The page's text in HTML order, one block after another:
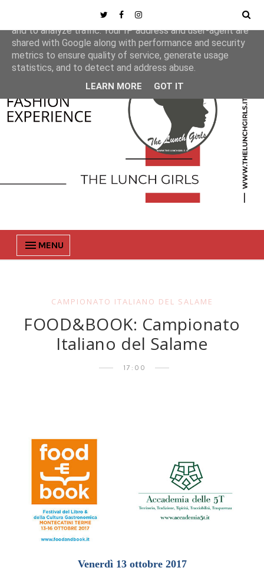
MENU
CAMPIONATO ITALIANO DEL SALAME
FOOD&BOOK: Campionato
Italiano del Salame
17:00
Venerdì 13 ottobre 2017
This site uses cookies from Google to deliver its services
and to analyze traffic. Your IP address and user-agent are
shared with Google along with performance and security
metrics to ensure quality of service, generate usage
statistics, and to detect and address abuse.
LEARN MORE GOT IT